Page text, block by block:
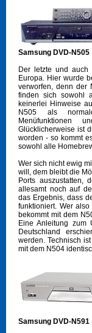
Samsung DVD-N505
Der letzte und auch
Europa. Hier wurde
verworfen, denn der
finden sich sowohl
keinerlei Hinweise
N505 als
Menüfunktionen
Glücklicherweise ist
worden - so kommt
sowohl alle
Wer sich nicht ewig
will, dem bleibt die
Ports auszustatten,
allesamt noch auf
das Ergebnis, dass
funktioniert. Wer
bekommt mit dem
Eine Anleitung zum
Deutschland
werden. Technisch
mit dem N504
Samsung DVD-N591